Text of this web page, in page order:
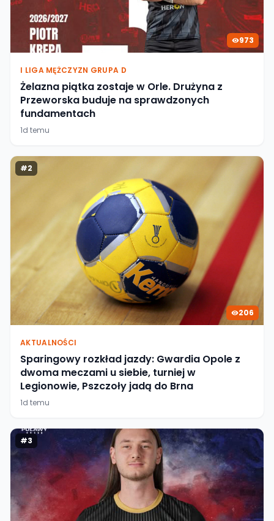
973
I LIGA MĘŻCZYZN GRUPA D
Żelazna piątka zostaje w Orle. Drużyna z
Przeworska buduje na sprawdzonych
fundamentach
1d temu
#2
206
AKTUALNOŚCI
Sparingowy rozkład jazdy: Gwardia Opole z
dwoma meczami u siebie, turniej w
Legionowie, Pszczoły jadą do Brna
1d temu
#3